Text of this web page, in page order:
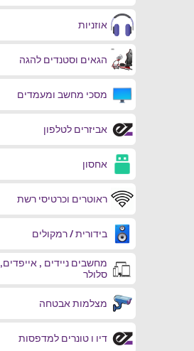
אוזניות
הגאים וסטנדים להגה
מסכי מחשב ומעמדים
אביזרים לטלפון
אחסון
ראוטרים וכרטיסי רשת
בידורית / רמקולים
מחשבים ניידים , אייפדים,
סלולר
מצלמות אבטחה
דיו ו טונרים למדפסות